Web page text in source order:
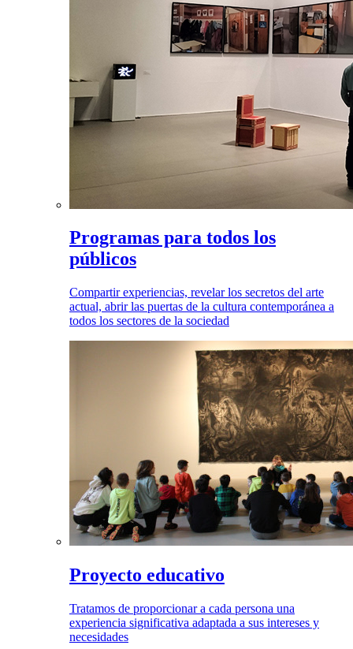
Programas para todos los
públicos
Compartir experiencias, revelar los secretos del arte
actual, abrir las puertas de la cultura contemporánea a
todos los sectores de la sociedad
Proyecto educativo
Tratamos de proporcionar a cada persona una
experiencia significativa adaptada a sus intereses y
necesidades